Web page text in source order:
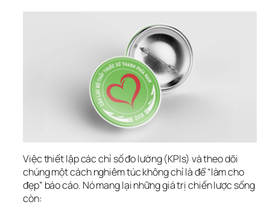
Việc thiết lập các chỉ số đo lường (KPIs) và theo dõi
chúng một cách nghiêm túc không chỉ là để “làm cho
đẹp” báo cáo. Nó mang lại những giá trị chiến lược sống
còn: